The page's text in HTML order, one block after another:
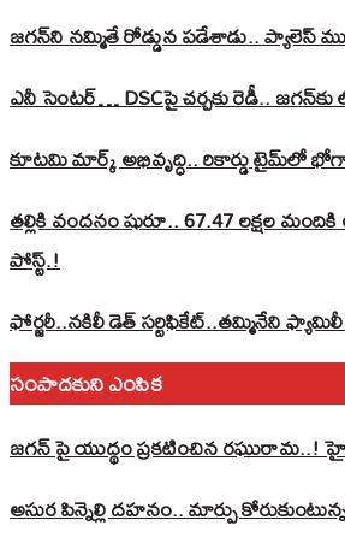
జగన్‌ని నమ్మితే రోడ్డున పడేశాడు.. ప్యాలెస్‌
ఎనీ సెంటర్‌… DSCపై చర్చకు రెడీ..
కూటమి మార్క్ అభివృద్ధి.. రికార్డు
తల్లికి వందనం షురూ.. 67.47 లక్షల
పోస్ట్‌.!
ఫోర్జరీ..నకిలీ డెత్ సర్టిఫికేట్..తమ్మినేని
సంపాదకుని ఎంపిక
జగన్ పై యుద్థం ప్రకటించిన రఘురామ..!
అసుర పిన్నెల్లి దహనం.. మార్పు